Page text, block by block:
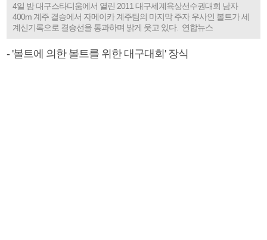
4일 밤 대구스타디움에서 열린 2011 대구세계육상선수권대회 남자
400m 계주 결승에서 자메이카 계주팀의 마지막 주자 우사인 볼트가 세
계신기록으로 결승선을 통과하며 밝게 웃고 있다. 연합뉴스
- '볼트에 의한 볼트를 위한 대구대회' 장식